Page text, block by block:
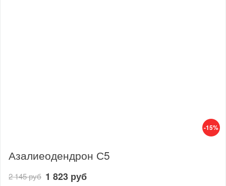
-15%
Азалиеодендрон С5
2 145 руб 1 823 руб